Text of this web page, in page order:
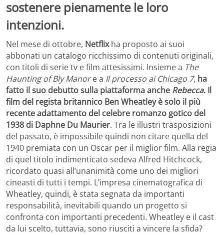
sostenere pienamente le loro
intenzioni.
Nel mese di ottobre, Netflixha proposto ai suoi
abbonati un catalogo ricchissimo di contenuti originali,
con titoli di serie tv e film attesissimi. Insieme a The
Haunting of Bly Manore a Il processo ai Chicago 7, ha
fatto il suo debutto sulla piattaforma anche Rebecca. Il
film del regista britannico Ben Wheatley è solo il più
recente adattamento del celebre romanzo gotico del
1938 di Daphne Du Maurier. Tra le illustri trasposizioni
del passato, è impossibile quindi non citare quella del
1940 premiata con un Oscar per il miglior film. Alla regia
di quel titolo indimenticato sedeva Alfred Hitchcock,
ricordato quasi all’unanimità come uno dei migliori
cineasti di tutti i tempi. L’impresa cinematografica di
Wheatley, quindi, è stata segnata da importanti
responsabilità, inevitabili quando un progetto si
confronta con importanti precedenti. Wheatley e il cast
da lui scelto, tuttavia, sono riusciti a vincere la sfida?